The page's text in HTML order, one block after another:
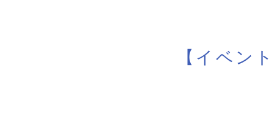
【イベン